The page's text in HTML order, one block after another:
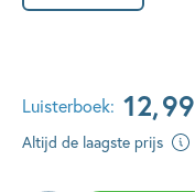
Luisterboek: 12,99
Altijd de laagste prijs